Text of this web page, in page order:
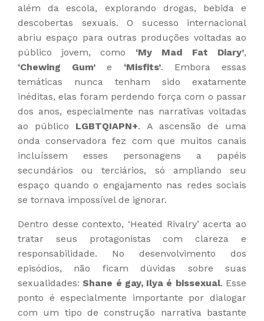
além da escola, explorando drogas, bebida e
descobertas sexuais. O sucesso internacional
abriu espaço para outras produções voltadas ao
público jovem, como ‘My Mad Fat Diary’,
‘Chewing Gum’ e ‘Misfits’. Embora essas
temáticas nunca tenham sido exatamente
inéditas, elas foram perdendo força com o passar
dos anos, especialmente nas narrativas voltadas
ao público LGBTQIAPN+. A ascensão de uma
onda conservadora fez com que muitos canais
incluíssem esses personagens a papéis
secundários ou terciários, só ampliando seu
espaço quando o engajamento nas redes sociais
se tornava impossível de ignorar.
Dentro desse contexto, ‘Heated Rivalry’ acerta ao
tratar seus protagonistas com clareza e
responsabilidade. No desenvolvimento dos
episódios, não ficam dúvidas sobre suas
sexualidades:Shane é gay, Ilya é bissexual. Esse
ponto é especialmente importante por dialogar
com um tipo de construção narrativa bastante